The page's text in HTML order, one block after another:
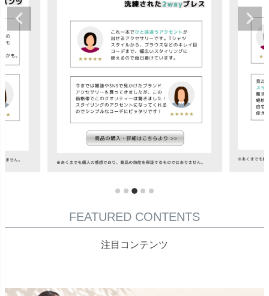
FEATURED CONTENTS
注目コンテンツ